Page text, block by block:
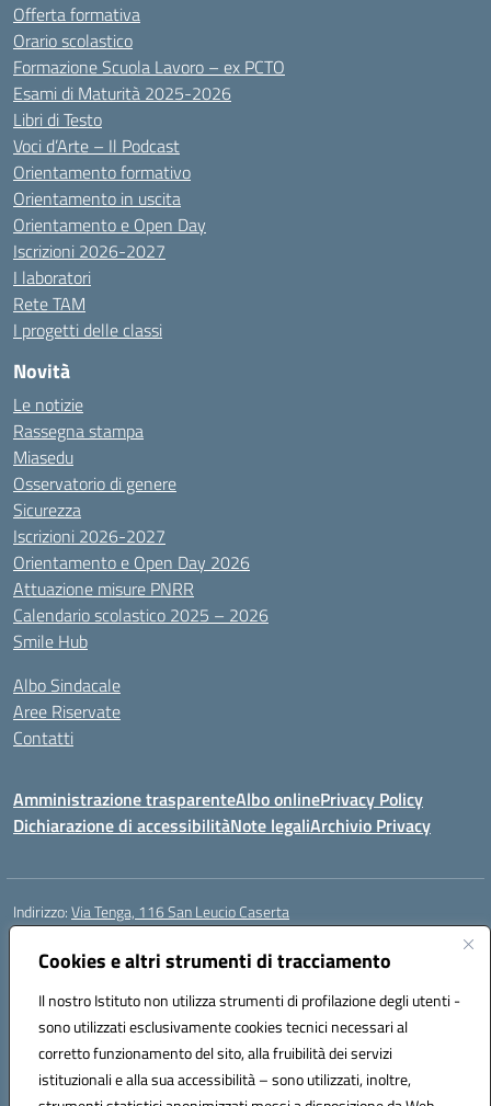
Cookies e altri strumenti di tracciamento
Il nostro Istituto non utilizza strumenti di profilazione degli utenti -
sono utilizzati esclusivamente cookies tecnici necessari al
corretto funzionamento del sito, alla fruibilità dei servizi
istituzionali e alla sua accessibilità – sono utilizzati, inoltre,
Offerta formativa
Orario scolastico
Formazione Scuola Lavoro – ex PCTO
Esami di Maturità 2025-2026
Libri di Testo
Voci d’Arte – Il Podcast
Orientamento formativo
Orientamento in uscita
Orientamento e Open Day
Iscrizioni 2026-2027
I laboratori
Rete TAM
I progetti delle classi
Novità
Le notizie
Rassegna stampa
Miasedu
Osservatorio di genere
Sicurezza
Iscrizioni 2026-2027
Orientamento e Open Day 2026
Attuazione misure PNRR
Calendario scolastico 2025 – 2026
Smile Hub
Albo Sindacale
Aree Riservate
Contatti
Amministrazione trasparenteAlbo onlinePrivacy Policy
Dichiarazione di accessibilitàNote legaliArchivio Privacy
Indirizzo:Via Tenga, 116 San Leucio Caserta
Centralino:
Posta elettronica certificata (PEC):ceis042009@pec.istruzione.it
Codice fiscale: 93098380616
Codice meccanografico:CEIS042009
Codice Indice delle Pubbliche Amministrazioni (IPA): islasleu
Codice unico di fatturazione (CUF): UFLTNX